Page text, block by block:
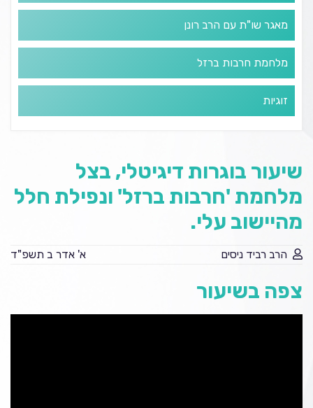
מאגר שו"ת עם הרב רונן
מלחמת חרבות ברזל
זוגיות
שיעור בוגרות דיגיטלי, בצל
מלחמת 'חרבות ברזל' ונפילת חלל
מהיישוב עלי.
הרב רביד ניסים א' אדר ב תשפ"ד
צפה בשיעור